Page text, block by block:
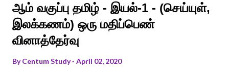
ஆம் வகுப்பு தமிழ் - இயல்-1 - (செய்யுள்,
இலக்கணம்) ஒரு மதிப்பெண்
வினாத்தேர்வு
ByCentum Study April 02, 2020